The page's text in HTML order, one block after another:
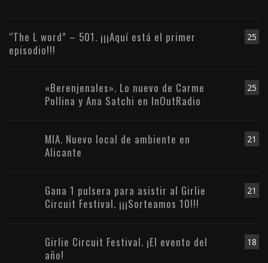
25
“The L word” – 501. ¡¡¡Aquí está el primer
episodio!!!
25
«Berenjenales». Lo nuevo de Carme
Pollina y Ana Satchi en InOutRadio
21
MIA. Nuevo local de ambiente en
Alicante
21
Gana 1 pulsera para asistir al Girlie
Circuit Festival. ¡¡¡Sorteamos 10!!!
18
Girlie Circuit Festival. ¡El evento del
año!